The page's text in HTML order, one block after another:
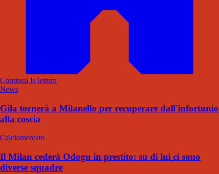
Continua la lettura
News
Gila tornerà a Milanello per recuperare dall'infortunio
alla coscia
Calciomercato
Il Milan cederà Odogu in prestito: su di lui ci sono
diverse squadre